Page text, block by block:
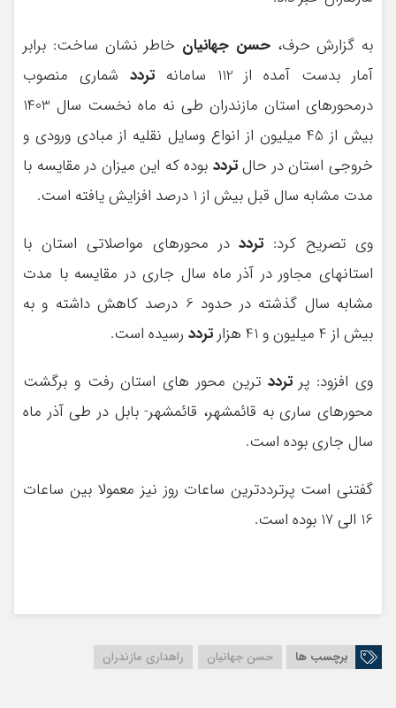
به گزارش حرف،حسن جهانیان خاطر نشان ساخت: برابر
آمار بدست آمده از 112 سامانه
تردد شماری منصوب
درمحورهای استان مازندران طی نه ماه نخست سال 1403
بیش از 45 میلیون از انواع وسایل نقلیه از مبادی ورودی و
خروجی استان در حالتردد بوده که این میزان در مقایسه با
مدت مشابه سال قبل بیش از 1 درصد افزایش یافته است.
وی تصریح کرد: تردددر محورهای مواصلاتی استان با
استانهای مجاور در آذر ماه سال جاری در مقایسه با مدت
مشابه سال گذشته در حدود 6 درصد کاهش داشته و به
بیش از 4 میلیون و 41 هزار
تردد رسیده است.
وی افزود: پرتردد ترین محور های استان رفت و برگشت
محورهای ساری به قائمشهر، قائمشهر- بابل در طی آذر ماه
سال جاری بوده است.
گفتنی است پرترددترین ساعات روز نیز معمولا بین ساعات
16 الی 17 بوده است.
برچسب ها حسن جهانیان راهداری مازندران